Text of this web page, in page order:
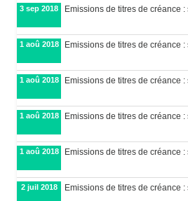
3 sep 2018 Emissions de titres de créance
1 aoû 2018 Emissions de titres de créance
1 aoû 2018 Emissions de titres de créance
1 aoû 2018 Emissions de titres de créance
1 aoû 2018 Emissions de titres de créance
2 juil 2018 Emissions de titres de créance